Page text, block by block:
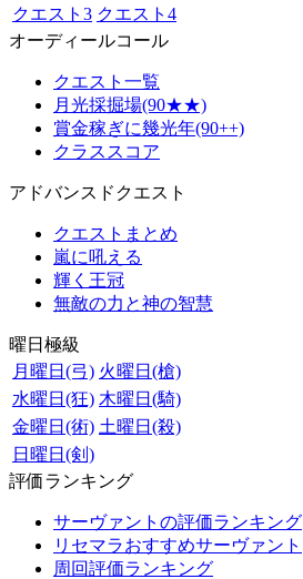
クエスト3 クエスト4
オーディールコール
クエスト一覧
月光採掘場(90★★)
賞金稼ぎに幾光年(90++)
クラススコア
アドバンスドクエスト
クエストまとめ
嵐に吼える
輝く王冠
無敵の力と神の智慧
曜日極級
月曜日(弓) 火曜日(槍)
水曜日(狂) 木曜日(騎)
金曜日(術) 土曜日(殺)
日曜日(剣)
評価ランキング
サーヴァントの評価ランキング
リセマラおすすめサーヴァント
周回評価ランキング